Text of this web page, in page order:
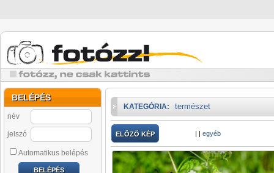
BELÉPÉS
név
jelszó
Automatikus belépés
KATEGÓRIA: természet
ELŐZŐ KÉP | | egyéb